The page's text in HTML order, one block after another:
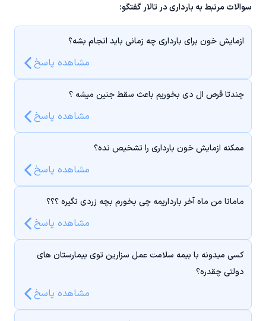
سوالات مرتبط به بارداری در تالار گفتگو:
ازمایش خون برای بارداری چه زمانی باید انجام بشه؟
مشاهده پاسخ
چندتا قرص ال دی بخوریم باعث سقط جنین میشه ؟
مشاهده پاسخ
ممکنه ازمایش خون بارداری را تشخیص نده؟
مشاهده پاسخ
مامانا من ماه آخر بارداریمه چی بخورم بچه زردی نگیره ؟؟؟
مشاهده پاسخ
کسی میدونه با بیمه سلامت عمل سزارین توی بیمارستان های
دولتی چقدره؟
مشاهده پاسخ